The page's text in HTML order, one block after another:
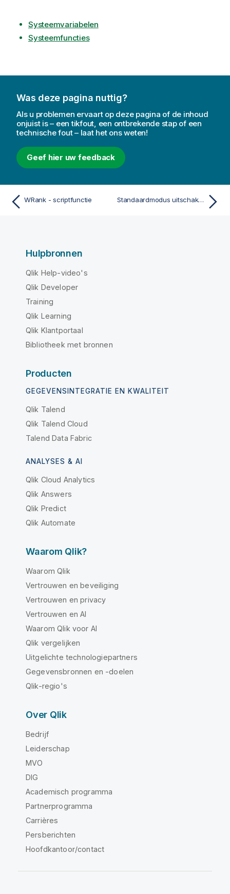
Systeemvariabelen
Systeemfuncties
Was deze pagina nuttig?
Als u problemen ervaart op deze pagina of de inhoud
onjuist is – een tikfout, een ontbrekende stap of een
technische fout – laat het ons weten!
Geef hier uw feedback
WRank - scriptfunctie Standaardmodus uitschakelen
Hulpbronnen
Qlik Help-video's
Qlik Developer
Training
Qlik Learning
Qlik Klantportaal
Bibliotheek met bronnen
Producten
GEGEVENSINTEGRATIE EN KWALITEIT
Qlik Talend
Qlik Talend Cloud
Talend Data Fabric
ANALYSES & AI
Qlik Cloud Analytics
Qlik Answers
Qlik Predict
Qlik Automate
Waarom Qlik?
Waarom Qlik
Vertrouwen en beveiliging
Vertrouwen en privacy
Vertrouwen en AI
Waarom Qlik voor AI
Qlik vergelijken
Uitgelichte technologiepartners
Gegevensbronnen en -doelen
Qlik-regio's
Over Qlik
Bedrijf
Leiderschap
MVO
DIG
Academisch programma
Partnerprogramma
Carrières
Persberichten
Hoofdkantoor/contact